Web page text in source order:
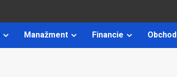
Manažment Financie Obchod